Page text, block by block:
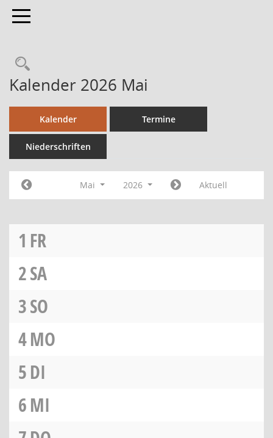
Toggle navigation
Kalender 2026 Mai
Kalender Termine
Niederschriften
Mai 2026 Aktuell
1 FR
2SA
3SO
4MO
5DI
6MI